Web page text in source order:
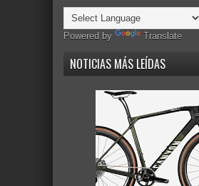
Powered by Translate
NOTICIAS MÁS LEÍDAS